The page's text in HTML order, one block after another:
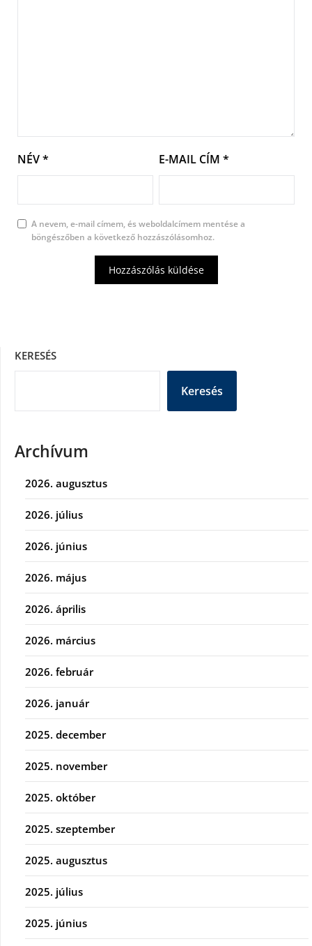
NÉV* E-MAIL CÍM *
A nevem, e-mail címem, és weboldalcímem mentése a
böngészőben a következő hozzászólásomhoz.
KERESÉS
Keresés
Archívum
2026. augusztus
2026. július
2026. június
2026. május
2026. április
2026. március
2026. február
2026. január
2025. december
2025. november
2025. október
2025. szeptember
2025. augusztus
2025. július
2025. június